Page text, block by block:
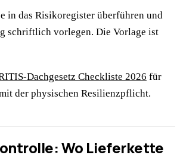
in das Risikoregister überführen und
schriftlich vorlegen. Die Vorlage ist
Dachgesetz Checkliste 2026 für
der physischen Resilienzpflicht.
Wo Lieferkette